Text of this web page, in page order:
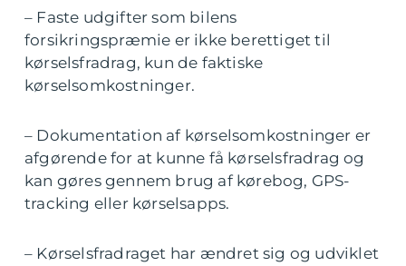
– Faste udgifter som bilens
forsikringspræmie er ikke berettiget til
kørselsfradrag, kun de faktiske
kørselsomkostninger.
– Dokumentation af kørselsomkostninger er
afgørende for at kunne få kørselsfradrag og
kan gøres gennem brug af kørebog, GPS-
tracking eller kørselsapps.
– Kørselsfradraget har ændret sig og udviklet